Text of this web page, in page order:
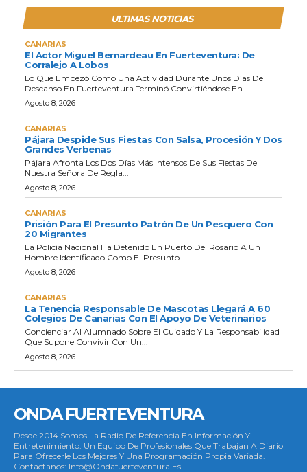
ULTIMAS NOTICIAS
CANARIAS
El Actor Miguel Bernardeau En Fuerteventura: De
Corralejo A Lobos
Lo Que Empezó Como Una Actividad Durante Unos Días De
Descanso En Fuerteventura Terminó Convirtiéndose En...
Agosto 8, 2026
CANARIAS
Pájara Despide Sus Fiestas Con Salsa, Procesión Y Dos
Grandes Verbenas
Pájara Afronta Los Dos Días Más Intensos De Sus Fiestas De
Nuestra Señora De Regla...
Agosto 8, 2026
CANARIAS
Prisión Para El Presunto Patrón De Un Pesquero Con
20 Migrantes
La Policía Nacional Ha Detenido En Puerto Del Rosario A Un
Hombre Identificado Como El Presunto...
Agosto 8, 2026
CANARIAS
La Tenencia Responsable De Mascotas Llegará A 60
Colegios De Canarias Con El Apoyo De Veterinarios
Concienciar Al Alumnado Sobre El Cuidado Y La Responsabilidad
Que Supone Convivir Con Un...
Agosto 8, 2026
ONDA FUERTEVENTURA
Desde 2014 Somos La Radio De Referencia En Información Y
Entretenimiento. Un Equipo De Profesionales Que Trabajan A Diario
Para Ofrecerle Los Mejores Y Una Programación Propia Variada.
Contáctanos: Info@ondafuerteventura.es